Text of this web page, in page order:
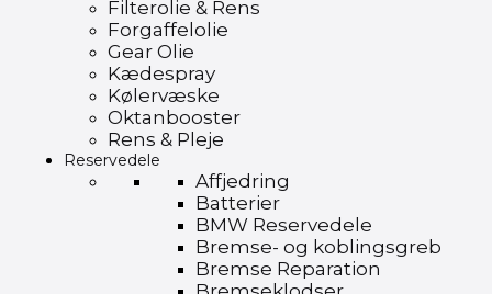
Filterolie & Rens
Forgaffelolie
Gear Olie
Kædespray
Kølervæske
Oktanbooster
Rens & Pleje
Reservedele
Affjedring
Batterier
BMW Reservedele
Bremse- og koblingsgreb
Bremse Reparation